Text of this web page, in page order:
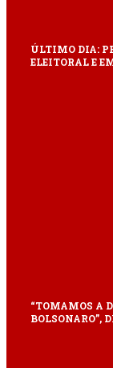
ÚLTIMO DIA:
ELEITORAL E
“TOMAMOS A
BOLSONARO”,